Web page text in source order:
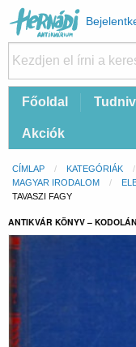
Felhasználói
fiók
menüje
FőFőoldal
Akciók
Morzsa
CÍMLAP KATEGÓRIÁK
MAGYAR IRODALOM
CURRENT:
TAVASZI FAGY
ANTIKVÁR KÖNYV –